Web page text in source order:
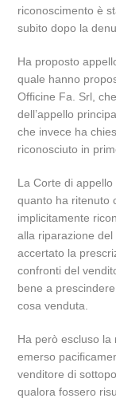
riconoscimento è
subito dopo la
Ha proposto
quale hanno
Officine Fa. Srl,
dell’appello
che invece ha
riconosciuto in
La Corte di
quanto ha ritenuto
implicitamente
alla riparazione
accertato la
confronti del
bene a
cosa venduta.
Ha però escluso
emerso
venditore di
qualora fossero